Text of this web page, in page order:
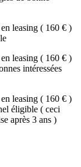
leasing ( 160 € )
leasing ( 160 € )
intéressées
leasing ( 160 € )
éligible ( ceci
après 3 ans )